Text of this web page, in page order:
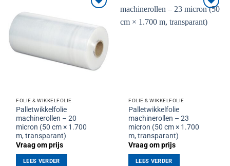
verlanglijst
FOLIE & WIKKELFOLIE
Palletwikkelfolie
machinerollen – 20
micron (50 cm × 1.700
m, transparant)
Vraag om prijs
LEES VERDER
Toevoegen
aan
FOLIE & WIKKELFOLIE
Palletwikkelfolie
machinerollen – 23
micron (50 cm × 1.700
m, transparant)
Vraag om prijs
LEES VERDER